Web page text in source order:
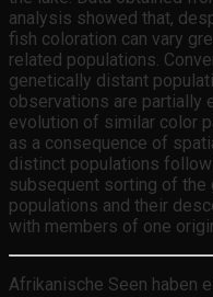
analysis showed that,
fish coloration can vary
related populations.
genetically distant
observations are partially
evolution of similar color
as a consequence of
distinct populations
subsequent sorting of
populations and their
with members of one
Afrikanische Seen haben